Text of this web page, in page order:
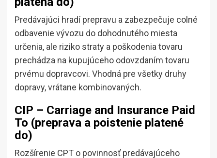
Predávajúci hradí prepravu a zabezpečuje colné
odbavenie vývozu do dohodnutého miesta
určenia, ale riziko straty a poškodenia tovaru
prechádza na kupujúceho odovzdaním tovaru
prvému dopravcovi. Vhodná pre všetky druhy
dopravy, vrátane kombinovaných.
CIP – Carriage and Insurance Paid
To (preprava a poistenie platené
do)
Rozšírenie CPT o povinnosť predávajúceho